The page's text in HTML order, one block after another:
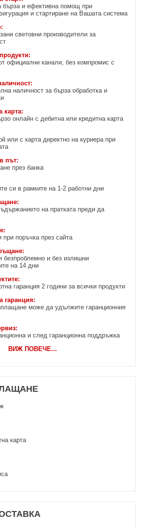
бърза и ефективна помощ при
и стартиране на Вашата система
световни производители за
официални канали, без компромис с
наличност за бърза обработка и
карта:
онлайн с дебитна или кредитна карта
или с карта директно на куриера при
път:
през банка
си в рамките на 1-2 работни дни
на пратката преди да
при поръчка през сайта
безпроблемно и без излишни
на 14 дни
гаранция 2 години за всички продукти
гаранция:
може да удължите гаранционния
и след гаранционна поддръжка
ВИЖ ПОВЕЧЕ...
карта